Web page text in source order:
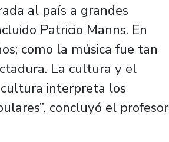
al país a grandes
Patricio Manns. En
como la música fue tan
La cultura y el
interpreta los
concluyó el profesor